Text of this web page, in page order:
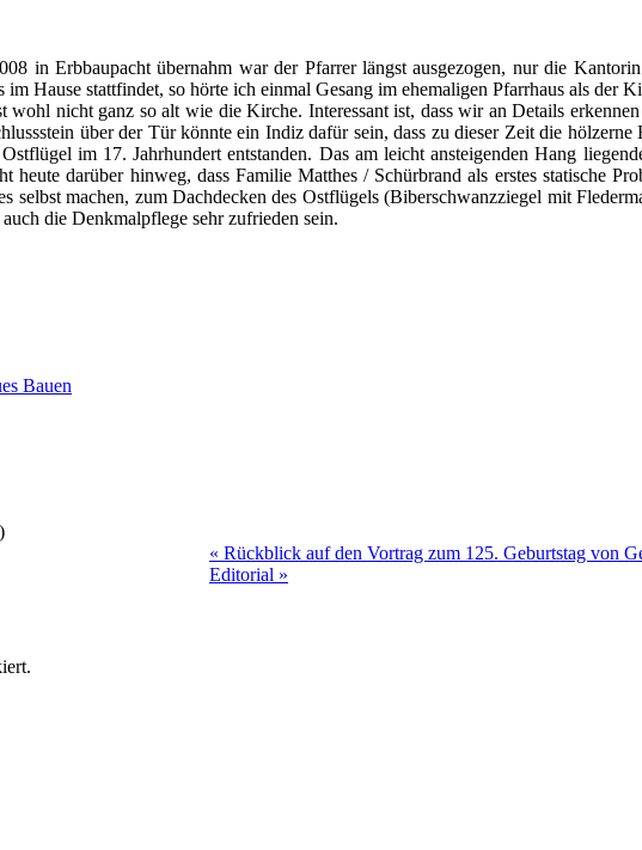
in Erbbaupacht übernahm war der Pfarrer längst ausgezogen, nur die
Hause stattfindet, so hörte ich einmal Gesang im ehemaligen Pfarrhaus als der
nicht ganz so alt wie die Kirche. Interessant ist, dass wir an Details
über der Tür könnte ein Indiz dafür sein, dass zu dieser Zeit die hölzerne
im 17. Jahrhundert entstanden. Das am leicht ansteigenden Hang
heute darüber hinweg, dass Familie Matthes / Schürbrand als erstes statische
machen, zum Dachdecken des Ostflügels (Biberschwanzziegel mit
die Denkmalpflege sehr zufrieden sein.
Bauen
« Rückblick auf den Vortrag zum 125. Geburtstag von
Editorial »